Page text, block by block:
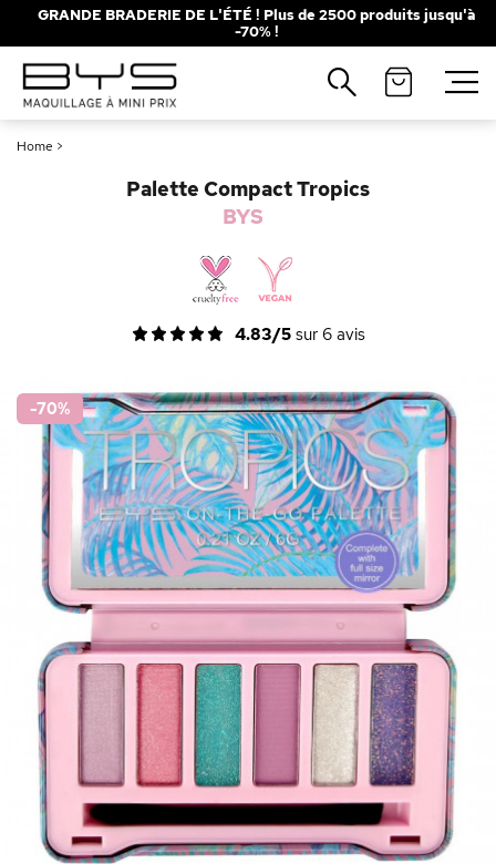
GRANDE BRADERIE DE L'ÉTÉ ! Plus de 2500 produits jusqu'à
-70% !
Home >
Palette Compact Tropics
BYS
4.83/5sur 6avis
-70%
Fermer
Recherches populaires